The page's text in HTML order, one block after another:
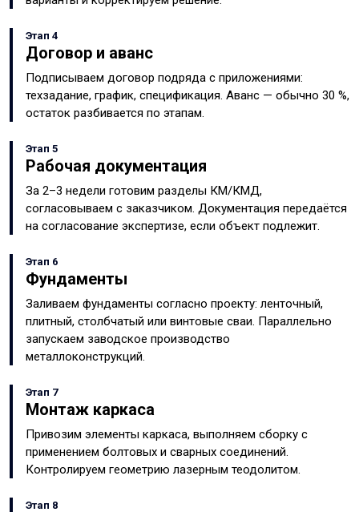
Этап 4
Договор и аванс
Подписываем договор подряда с приложениями:
техзадание, график, спецификация. Аванс — обычно 30 %,
остаток разбивается по этапам.
Этап 5
Рабочая документация
За 2–3 недели готовим разделы КМ/КМД,
согласовываем с заказчиком. Документация передаётся
на согласование экспертизе, если объект подлежит.
Этап 6
Фундаменты
Заливаем фундаменты согласно проекту: ленточный,
плитный, столбчатый или винтовые сваи. Параллельно
запускаем заводское производство
металлоконструкций.
Этап 7
Монтаж каркаса
Привозим элементы каркаса, выполняем сборку с
применением болтовых и сварных соединений.
Контролируем геометрию лазерным теодолитом.
Этап 8